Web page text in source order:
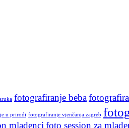
fotografiranje beba
u prirodi fotografiranje vjenčanja zagreb
mladenci foto session za